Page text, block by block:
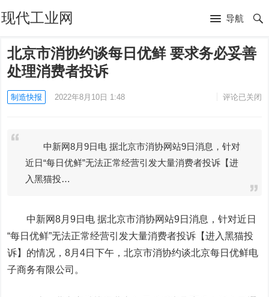
现代工业网 导航
北京市消协约谈每日优鲜 要求务必妥善
处理消费者投诉
制造快报 2022年8月10日 1:48 评论已关闭
中新网8月9日电 据北京市消协网站9日消息，针对
近日“每日优鲜”无法正常经营引发大量消费者投诉【进
入黑猫投…
中新网8月9日电 据北京市消协网站9日消息，针对近日
“每日优鲜”无法正常经营引发大量消费者投诉【进入黑猫投
诉】的情况，8月4日下午，北京市消协约谈北京每日优鲜电
子商务有限公司。